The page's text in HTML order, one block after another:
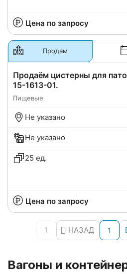
Цена по запросу
Продам
Продаём цистерны для
15-1613-01.
Пищевые
Не указано
Не указано
25 ед.
Цена по запросу
1 НАЗАД 1
Вагоны и